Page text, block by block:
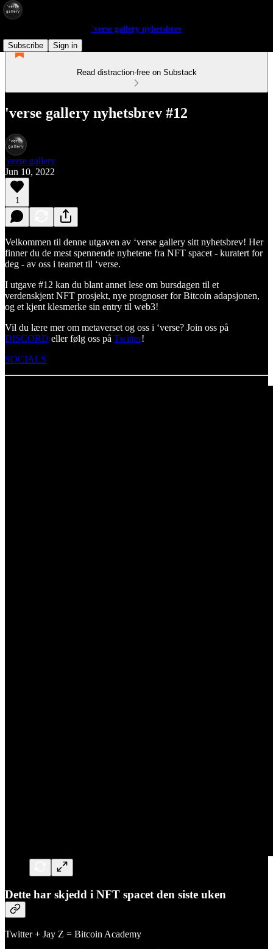
'verse gallery nyhetsbrev
Subscribe
Sign in
Read distraction-free on Substack
'verse gallery nyhetsbrev #12
'verse gallery
Jun 10, 2022
1
Velkommen til denne utgaven av ‘verse gallery sitt nyhetsbrev! Her
finner du de mest spennende nyhetene fra NFT spacet - kuratert for
deg - av oss i teamet til ‘verse.
I utgave #12 kan du blant annet lese om bursdagen til et
verdenskjent NFT prosjekt, nye prognoser for Bitcoin adapsjonen,
og et kjent klesmerke sin entry til web3!
Vil du lære mer om metaverset og oss i ‘verse? Join oss på
DISCORD eller følg oss på Twitter!
SOCIALS
Dette har skjedd i NFT spacet den siste uken
Twitter + Jay Z = Bitcoin Academy